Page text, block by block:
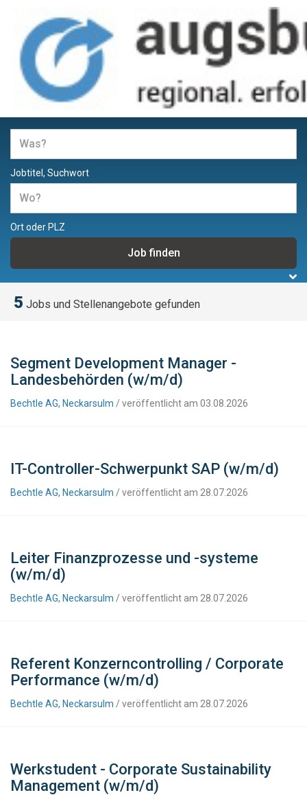
Jobs und Stellenangebote in
Augsburg
Jobtitel, Suchwort
Ort oder PLZ
5 Jobs und Stellenangebote gefunden
Segment Development Manager -
Landesbehörden (w/m/d)
Bechtle AG, Neckarsulm / veröffentlicht am 03.08.2026
IT-Controller-Schwerpunkt SAP (w/m/d)
Bechtle AG, Neckarsulm / veröffentlicht am 28.07.2026
Leiter Finanzprozesse und -systeme
(w/m/d)
Bechtle AG, Neckarsulm / veröffentlicht am 28.07.2026
Referent Konzerncontrolling / Corporate
Performance (w/m/d)
Bechtle AG, Neckarsulm / veröffentlicht am 28.07.2026
Werkstudent - Corporate Sustainability
Management (w/m/d)